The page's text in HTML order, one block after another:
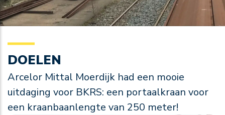
DOELEN
Arcelor Mittal Moerdijk had een mooie
uitdaging voor BKRS: een portaalkraan voor
een kraanbaanlengte van 250 meter!